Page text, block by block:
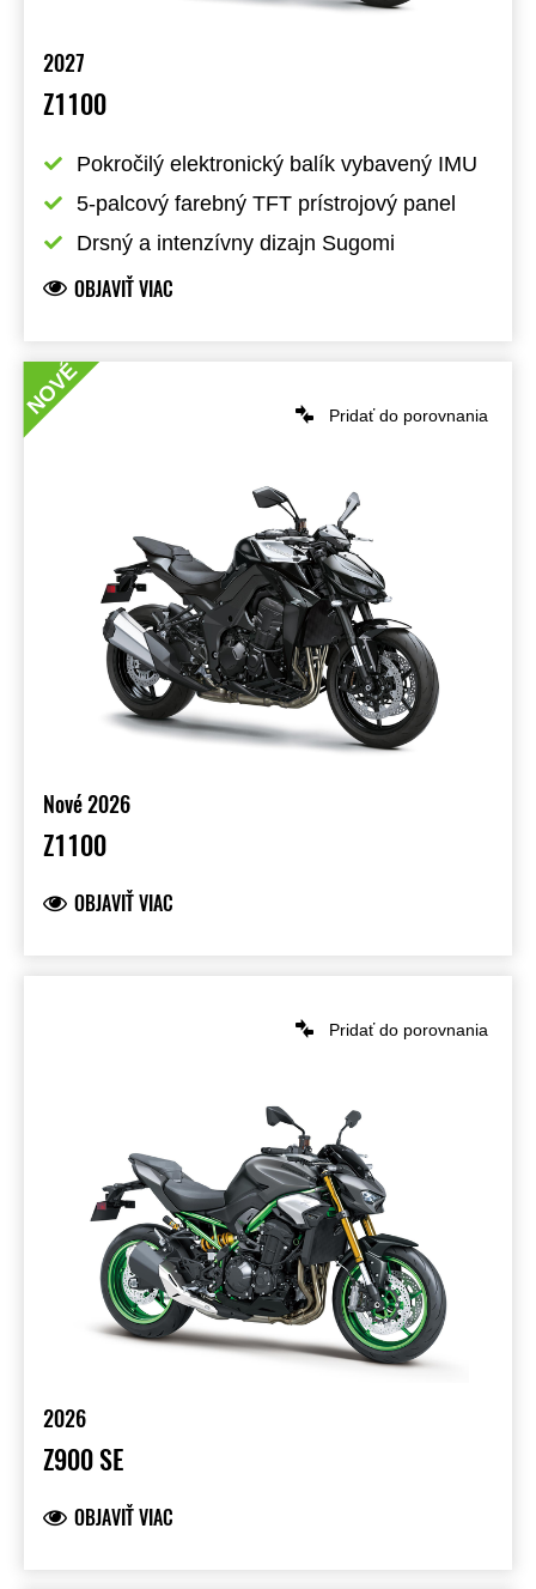
2027
Z1100
Pokročilý elektronický balík vybavený IMU
5-palcový farebný TFT prístrojový panel
Drsný a intenzívny dizajn Sugomi
OBJAVIŤ VIAC
Pridať do porovnania
Nové 2026
Z1100
OBJAVIŤ VIAC
NOVÉ
Pridať do porovnania
2026
Z900 SE
OBJAVIŤ VIAC